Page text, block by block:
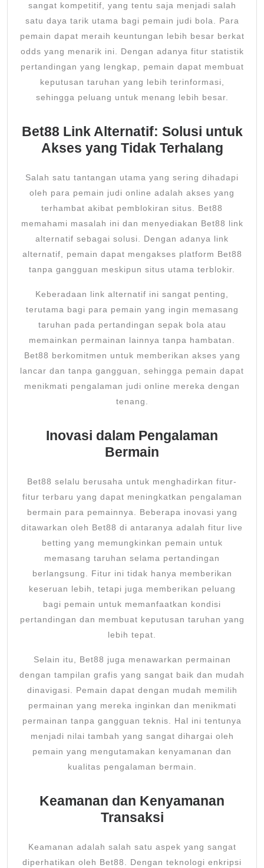
sangat kompetitif, yang tentu saja menjadi salah
satu daya tarik utama bagi pemain judi bola. Para
pemain dapat meraih keuntungan lebih besar berkat
odds yang menarik ini. Dengan adanya fitur statistik
pertandingan yang lengkap, pemain dapat membuat
keputusan taruhan yang lebih terinformasi,
sehingga peluang untuk menang lebih besar.
Bet88 Link Alternatif: Solusi untuk
Akses yang Tidak Terhalang
Salah satu tantangan utama yang sering dihadapi
oleh para pemain judi online adalah akses yang
terhambat akibat pemblokiran situs. Bet88
memahami masalah ini dan menyediakan Bet88 link
alternatif sebagai solusi. Dengan adanya link
alternatif, pemain dapat mengakses platform Bet88
tanpa gangguan meskipun situs utama terblokir.
Keberadaan link alternatif ini sangat penting,
terutama bagi para pemain yang ingin memasang
taruhan pada pertandingan sepak bola atau
memainkan permainan lainnya tanpa hambatan.
Bet88 berkomitmen untuk memberikan akses yang
lancar dan tanpa gangguan, sehingga pemain dapat
menikmati pengalaman judi online mereka dengan
tenang.
Inovasi dalam Pengalaman
Bermain
Bet88 selalu berusaha untuk menghadirkan fitur-
fitur terbaru yang dapat meningkatkan pengalaman
bermain para pemainnya. Beberapa inovasi yang
ditawarkan oleh Bet88 di antaranya adalah fitur live
betting yang memungkinkan pemain untuk
memasang taruhan selama pertandingan
berlangsung. Fitur ini tidak hanya memberikan
keseruan lebih, tetapi juga memberikan peluang
bagi pemain untuk memanfaatkan kondisi
pertandingan dan membuat keputusan taruhan yang
lebih tepat.
Selain itu, Bet88 juga menawarkan permainan
dengan tampilan grafis yang sangat baik dan mudah
dinavigasi. Pemain dapat dengan mudah memilih
permainan yang mereka inginkan dan menikmati
permainan tanpa gangguan teknis. Hal ini tentunya
menjadi nilai tambah yang sangat dihargai oleh
pemain yang mengutamakan kenyamanan dan
kualitas pengalaman bermain.
Keamanan dan Kenyamanan
Transaksi
Keamanan adalah salah satu aspek yang sangat
diperhatikan oleh Bet88. Dengan teknologi enkripsi